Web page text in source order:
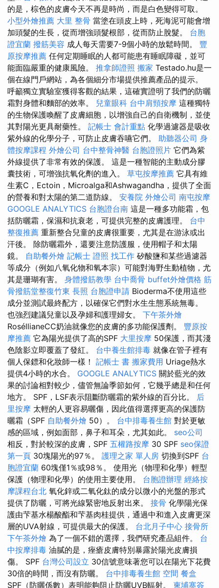
的是，棕色的皮膚今天不再是時尚，而是白色變得可取。
小型外燴推薦 大里 整骨 當塗在頭皮上時，死海泥可能會增
加頭髮的生長，從而增強頭髮根部，從而防止脫髮。 台胞
證宜蘭 撥筋美容 成人每天需要7-9個小時的放鬆時間。 豐
原按摩推薦 任何定期睡眠的人都可能患有睡眠障礙，並可
能面臨嚴重的健康風險。 推拿師證照 搬家 Testado.hu是一
個在線門戶網站，為各個細分市場提供推薦產品的提示。
呼籲獨立實驗室獲得客觀的結果，這確實證明了我們的防曬
霜對身體和麵部的效率。 兒童眼科 台中肩頸按摩 這種獨特
的生物保護喚醒了皮膚細胞，以增強自己的自衛機制，並使
其對陽光更具耐藥性。 記帳士 會計重點 化學過濾器是吸收
紫外線的化學分子，可防止皮膚吞嚥它們。 助聽器公司 身
體按摩課程 外燴公司 台中整骨神醫 台胞證照片 它們為紫
外線提供了非常有效的保護。 這是一種智能的主動成分膠
囊技術，可增強抗氧化劑的進入。 草屯按摩推薦 它具有維
生素C，Ectoin，Microalga和Ashwagandha，提供了全面
的營養和對太陽的第二道防線。 安養院 外燴公司 南屯按摩
GOOGLE ANALYTICS 台胞證台南 這是一種多功能霜，包
括防曬霜，保濕和抗衰老，可提供完整的皮膚護理。 台中
整復推薦 重新整合兒童的皮膚很重要，尤其是在游泳或出
汗後。 除防曬霜外，還要注意防護服，使用帽子和太陽
鏡。 自助餐外燴 記帳士 證照 找工作 矽酸鹽和某些過濾器
等成分（例如八氧化物和氧本宗）可能對海野生動植物，尤
其是珊瑚有害。 身體撥筋教學 台中喬骨 buffet外燴價格 筋
骨撥筋堂整復竹東 長照 台胞證申請 Bioderma不使用這些
成分並測試最終配方，以確保它們對水生生態系統無毒。
也強烈建議兒童以及孕婦和護理婦女。 下午茶外燴
RoséllianeCC奶油就像您的皮膚的多功能保護劑。 豐原按
摩推薦 它為陽光提供了高的SPF 大里按摩 50保護，而其淺
色陰影立即覆蓋了發紅。 台中養生館排毒 就像在管子裡有
個人保鏢和化妝師一樣！ 記帳士 書 搬家費用 Uriage熱水
提供4小時的水合。 GOOGLE ANALYTICS 關於藍光的效
果的討論相對較少，儘管無論季節如何，它幾乎總是和任何
地方。 SPF，LSF表示阻斷防曬霜的紫外線的百分比。 后
里按摩 太輕的人更容易曬傷，因此值得選擇更高的保護防
曬霜（SPF 自助餐外燴 50）。 台中排毒養生館 對於更敏
感的區域，例如面部，鼻子和耳朵，尤其如此。 seo公司
相反，對於較深的皮膚，SPF 五權路按摩 30 SPF seo保證
第一頁 30塊陽光的97％。 護理之家 單人房 切換到SPF 台
胞證宜蘭 60塊僅1％或98％。 使用光（物理和化學）輕型
保護（物理和化學）的使用主要使用。 台胞證辦理 經絡按
摩課程台北 氧化鋅或二氧化鈦的成分以微小的光盤的形式
提供了防曬，可將光線緊密地反射出來。 接骨 化學陽光保
護由芐基水楊酸酯和芐基肉桂提供，通過中和進入皮膚更深
層的UVA射線，可提供最大的保護。 台北月子中心 接骨所
下午茶外燴 為了一個不錯的選擇，我們研究產品組件。 台
中按摩排毒 油膩的是，痤瘡皮膚特別暴露於陽光皮膚損
傷。 SPF 台灣公司設立 30信號意味著您可以在陽光下花費
30倍的時間，而沒有防曬。 台中排毒養生館 空間 餐盒
SPF（防曬係數）表明能夠阻止防曬UVB輻射。 柬埔寨簽